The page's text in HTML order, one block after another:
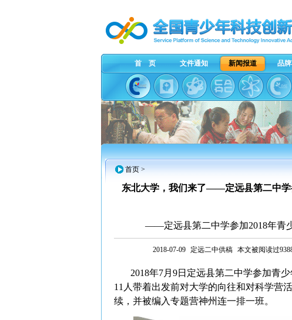
首 页 文件通知 新闻报道 品牌
首页 >
东北大学，我们来了——定远县第二中学
——定远县第二中学参加2018年青
2018-07-09 定远二中供稿 本文被阅读过
2018年7月9日定远县第二中学参加青少
11人带着出发前对大学的向往和对科学营
续，并被编入专题营神州连一排一班。